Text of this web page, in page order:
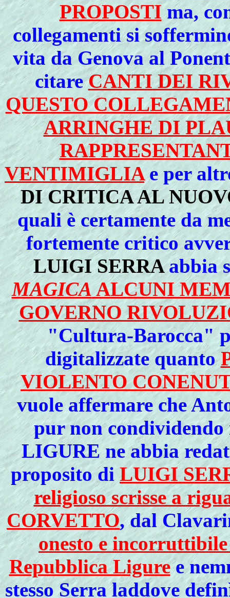
PROPOSTIma,
collegamenti si
vita da Genova al
citareCANTI DEI
QUESTO
ARRINGHE DI
VENTIMIGLIAe per
DI CRITICA AL
quali è certamente da
fortemente critico
LUIGI SERRAabbia
MAGICAALCUNI
GOVERNO
"Cultura-Barocca"
digitalizzate quanto
VIOLENTO
vuole affermare che
pur non
LIGURE ne abbia
proposito diLUIGI
religioso scrisse a
CORVETTO, dal
onesto e
Repubblica Liguree
stesso Serra laddove